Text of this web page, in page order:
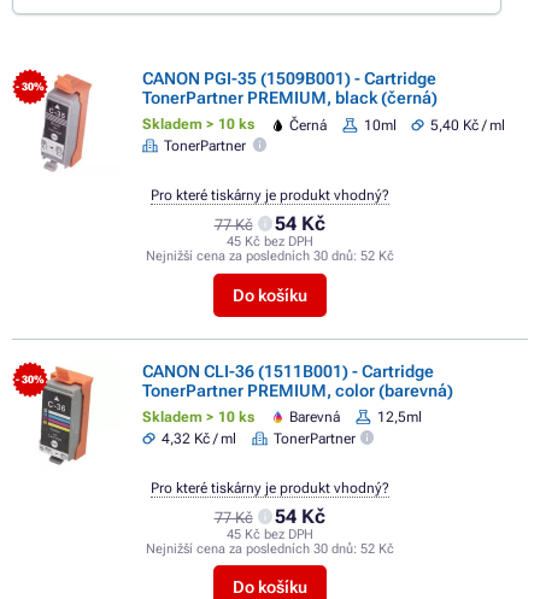
- 30%
CANON PGI-35 (1509B001) - Cartridge
TonerPartner PREMIUM, black (černá)
Skladem > 10 ks Černá 10ml
5,40 Kč / ml
TonerPartner
77 Kč 54 Kč
45 Kč bez DPH
Nejnižší cena za posledních 30 dnů: 52 Kč
Do košíku
Pro které tiskárny je produkt vhodný?
- 30%
CANON CLI-36 (1511B001) - Cartridge
TonerPartner PREMIUM, color (barevná)
Skladem > 10 ks Barevná
12,5ml
4,32 Kč / ml
TonerPartner
77 Kč 54 Kč
45 Kč bez DPH
Nejnižší cena za posledních 30 dnů: 52 Kč
Do košíku
Pro které tiskárny je produkt vhodný?